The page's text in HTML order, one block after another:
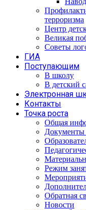
терроризма
Центр
Великая
Советы
ГИА
Поступающим
В школу
В детский
Электронная
Контакты
Точка роста
Общая
Документы
Режим
Обратная
Новости